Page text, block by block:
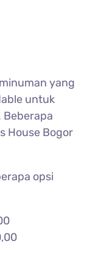
yang
untuk
Beberapa
House Bogor
opsi